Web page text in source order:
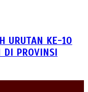
URUTAN KE-10
DI PROVINSI